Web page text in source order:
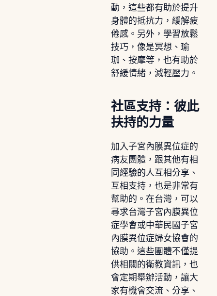
動，這些都有助於提升
身體的抵抗力，緩解疲
倦感。另外，學習放鬆
技巧，像是冥想、瑜
珈、按摩等，也有助於
舒緩情緒，減輕壓力。
社區支持：彼此
扶持的力量
加入子宮內膜異位症的
病友團體，跟其他有相
同經驗的人互相分享、
互相支持，也是非常有
幫助的。在台灣，可以
尋求台灣子宮內膜異位
症學會或中華民國子宮
內膜異位症婦女協會的
協助。這些團體不僅提
供相關的衛教資訊，也
會定期舉辦活動，讓大
家有機會交流、分享、